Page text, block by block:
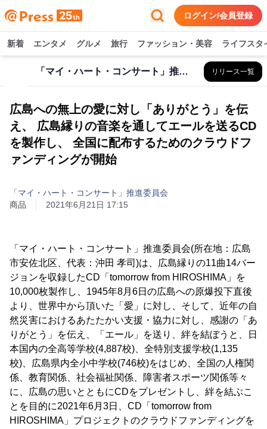
ログイン/会員登録
新着 エンタメ グルメ 旅行 ファッション・美容 ライフスタ
「マイ・ハート・コンサート」推進委員会 リリース一覧
広島への無上の愛に対し「ありがとう」を伝
え、 広島縁りの音楽を通してエールを送るCD
を製作し、 全国に配布するためのクラウドフ
ァンディングが開始
「マイ・ハート・コンサート」推進委員会
商品
2021年6月21日 17:15
「マイ・ハート・コンサート」推進委員会(所在地：広島
市安佐北区、代表：沖田 孝司)は、広島縁りの11曲14バー
ジョンを収録したCD「tomorrow from HIROSHIMA」を
10,000枚製作し、1945年8月6日の広島への原爆投下直後
より、世界中から頂いた「愛」に対し、そして、近年の自
然災害におけるあたたかい支援・協力に対し、感謝の「あ
りがとう」を伝え、「エール」を送り、絆を結ぼうと、日
本国内の全高等学校(4,887校)、全特別支援学校(1,135
校)、広島県内全小中学校(746校)をはじめ、全国の人権関
係、教育関係、社会福祉関係、障害者スポーツ関係等々
に、広島の思いとともにCDをプレゼントし、絆を結ぶこ
とを目的に2021年6月3日、CD「tomorrow from
HIROSHIMA」プロジェクトのクラウドファンディングを